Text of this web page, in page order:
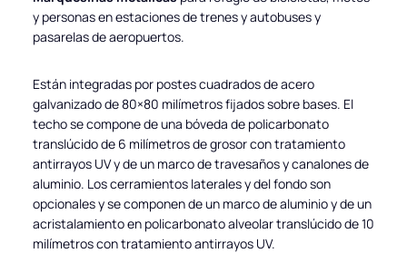
y personas en estaciones de trenes y autobuses y
pasarelas de aeropuertos.
Están integradas por postes cuadrados de acero
galvanizado de 80×80 milímetros fijados sobre bases. El
techo se compone de una bóveda de policarbonato
translúcido de 6 milímetros de grosor con tratamiento
antirrayos UV y de un marco de travesaños y canalones de
aluminio. Los cerramientos laterales y del fondo son
opcionales y se componen de un marco de aluminio y de un
acristalamiento en policarbonato alveolar translúcido de 10
milímetros con tratamiento antirrayos UV.